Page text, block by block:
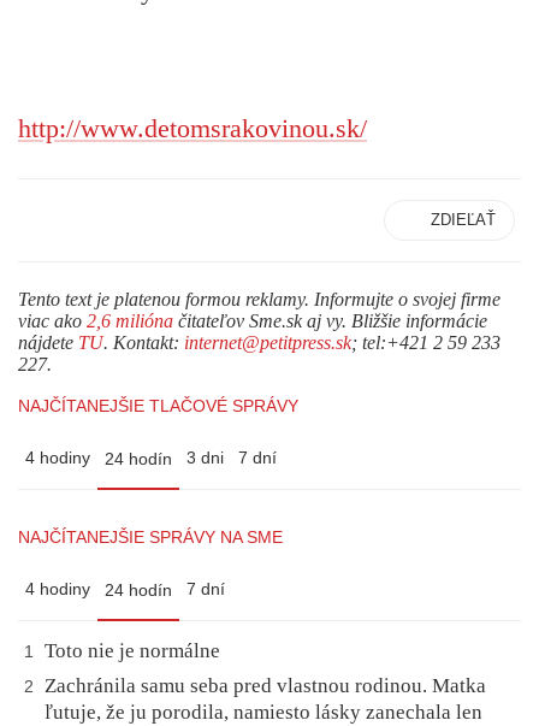
http://www.detomsrakovinou.sk/
ZDIEĽAŤ
Tento text je platenou formou reklamy. Informujte o svojej firme
viac ako 2,6 milióna čitateľov Sme.sk aj vy. Bližšie informácie
nájdete TU. Kontakt: internet@petitpress.sk; tel:+421 2 59 233
227.
NAJČÍTANEJŠIE TLAČOVÉ SPRÁVY
4 hodiny 24 hodín 3 dni 7 dní
NAJČÍTANEJŠIE SPRÁVY NA SME
4 hodiny 24 hodín 7 dní
1 Toto nie je normálne
2
Zachránila samu seba pred vlastnou rodinou. Matka
ľutuje, že ju porodila, namiesto lásky zanechala len